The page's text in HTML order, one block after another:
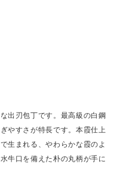
出刃包丁です。最高級の白鋼
やすさが特長です。本霞仕上
生まれる、やわらかな霞のよ
牛口を備えた朴の丸柄が手に